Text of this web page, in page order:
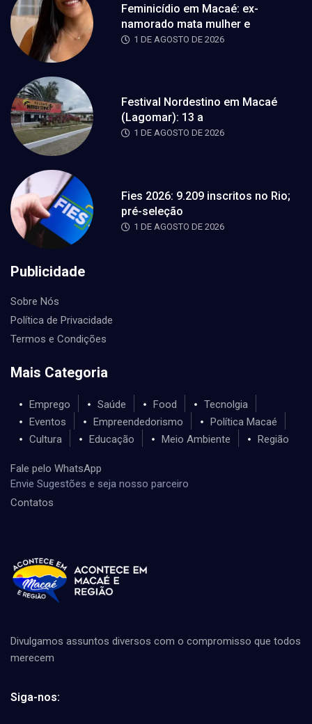
Feminicídio em Macaé: ex-
namorado mata mulher e
1 DE AGOSTO DE 2026
Festival Nordestino em Macaé
(Lagomar): 13 a
1 DE AGOSTO DE 2026
Fies 2026: 9.209 inscritos no Rio;
pré-seleção
1 DE AGOSTO DE 2026
Publicidade
Sobre Nós
Política de Privacidade
Termos e Condições
Mais Categoria
Emprego Saúde Food
Tecnolgia
Eventos
Empreendedorismo
Política Macaé
Cultura
Educação Meio Ambiente Região
Fale pelo WhatsApp
Envie Sugestões e seja nosso parceiro
Contatos
Divulgamos assuntos diversos com o compromisso que todos
merecem
Siga-nos: